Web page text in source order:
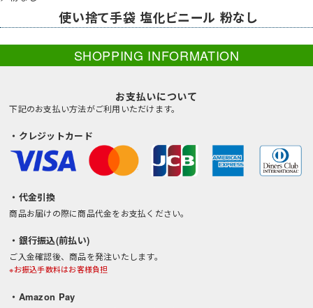
使い捨て手袋 塩化ビニール 粉なし
SHOPPING INFORMATION
お支払いについて
下記のお支払い方法がご利用いただけます。
・クレジットカード
・代金引換
商品お届けの際に商品代金をお支払ください。
・銀行振込(前払い)
ご入金確認後、商品を発注いたします。
※お振込手数料はお客様負担
・Amazon Pay